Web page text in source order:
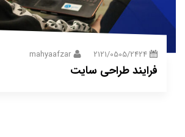
2121/0505/2424
mahyaafzar
فرایند طراحی سایت